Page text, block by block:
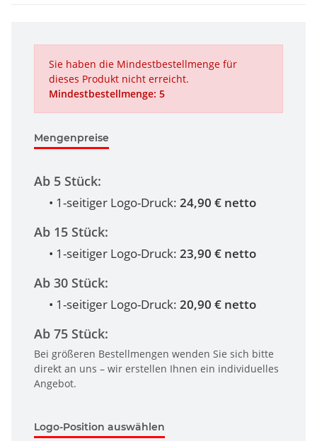
Sie haben die Mindestbestellmenge für
dieses Produkt nicht erreicht.
Mindestbestellmenge: 5
Mengenpreise
Ab 5 Stück:
• 1-seitiger Logo-Druck: 24,90 € netto
Ab 15 Stück:
• 1-seitiger Logo-Druck: 23,90 € netto
Ab 30 Stück:
• 1-seitiger Logo-Druck: 20,90 € netto
Ab 75 Stück:
Bei größeren Bestellmengen wenden Sie sich bitte
direkt an uns – wir erstellen Ihnen ein individuelles
Angebot.
Logo-Position auswählen